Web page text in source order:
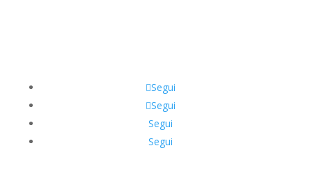
Segui
Segui
Segui
Segui